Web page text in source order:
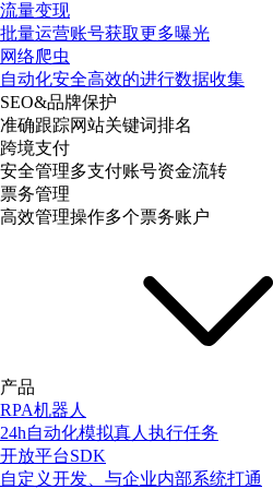
流量变现
批量运营账号获取更多曝光
网络爬虫
自动化安全高效的进行数据收集
SEO&品牌保护
准确跟踪网站关键词排名
跨境支付
安全管理多支付账号资金流转
票务管理
高效管理操作多个票务账户
产品
RPA机器人
24h自动化模拟真人执行任务
开放平台SDK
自定义开发、与企业内部系统打通